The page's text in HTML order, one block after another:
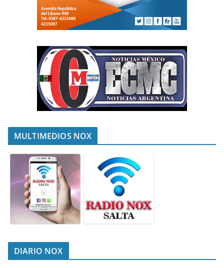
MULTIMEDIOS NOX
DIARIO NOX